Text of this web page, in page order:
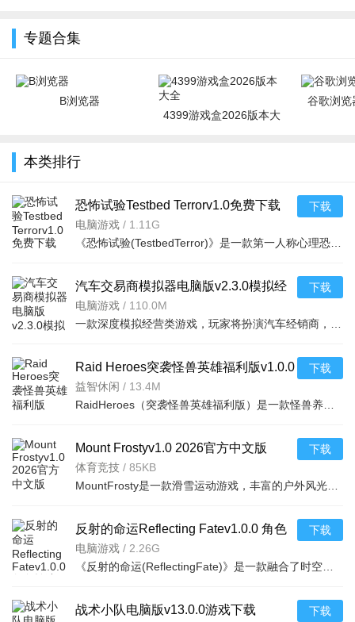
专题合集
B浏览器
4399游戏盒2026版本大
谷歌浏览
本类排行
恐怖试验Testbed Terrorv1.0免费下载
电脑游戏 / 1.11G
下载
汽车交易商模拟器电脑版v2.3.0模拟经
营
电脑游戏 / 110.0M
下载
Raid Heroes突袭怪兽英雄福利版v1.0.0
安卓版
益智休闲 / 13.4M
下载
Mount Frostyv1.0 2026官方中文版
体育竞技 / 85KB
下载
反射的命运Reflecting Fatev1.0.0 角色
扮演
电脑游戏 / 2.26G
下载
战术小队电脑版v13.0.0游戏下载 下载